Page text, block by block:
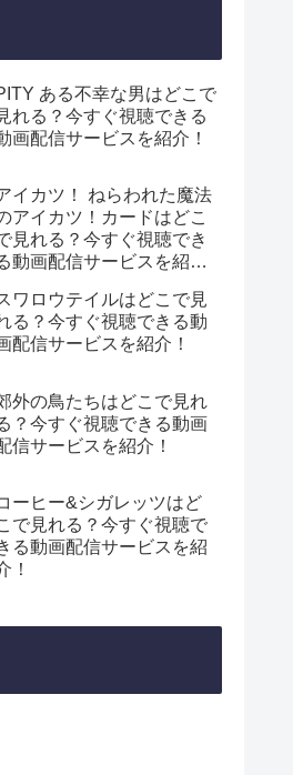
ある不幸な男はどこで
れる？今すぐ視聴できる
画配信サービスを紹介！
イカツ！ ねらわれた魔法
アイカツ！カードはどこ
見れる？今すぐ視聴でき
動画配信サービスを紹
ワロウテイルはどこで見
る？今すぐ視聴できる動
配信サービスを紹介！
外の鳥たちはどこで見れ
？今すぐ視聴できる動画
信サービスを紹介！
ーヒー&シガレッツはど
で見れる？今すぐ視聴で
る動画配信サービスを紹
！